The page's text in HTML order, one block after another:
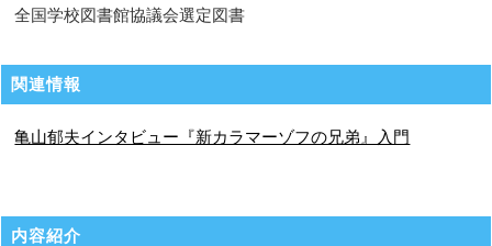
全国学校図書館協議会選定図書
関連情報
亀山郁夫インタビュー『新カラマーゾフの兄弟』入門
内容紹介